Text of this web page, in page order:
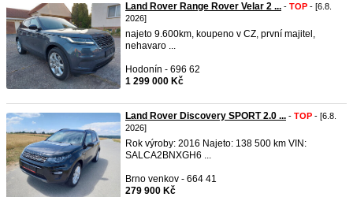
Land Rover Range Rover Velar 2 ... - TOP - [6.8.
2026]
najeto 9.600km, koupeno v CZ,​ první majitel,​
nehavaro ...
Hodonín - 696 62
1 299 000 Kč
Land Rover Discovery SPORT 2.0 ... - TOP - [6.8.
2026]
Rok výroby: 2016 Najeto: 138 500 km VIN:
SALCA2BNXGH6 ...
Brno venkov - 664 41
279 900 Kč